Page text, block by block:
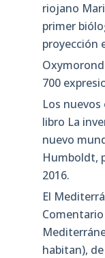
riojano
primer
proyección
700
Los
libro La
nuevo
Humboldt,
2016.
El
habitan),